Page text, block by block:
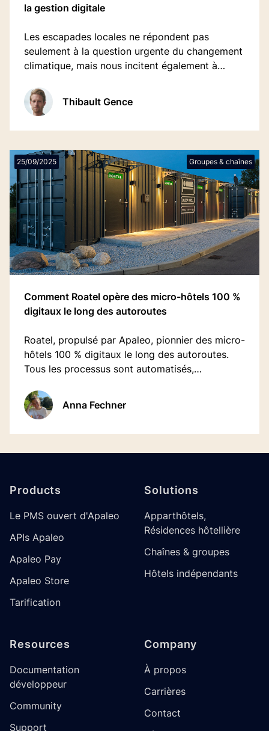
la gestion digitale
Les escapades locales ne répondent pas
seulement à la question urgente du changement
climatique, mais nous incitent également à
l'environnement.
Thibault Gence
25/09/2025 Groupes & chaînes
Comment Roatel opère des micro-hôtels 100 %
digitaux le long des autoroutes
Roatel, propulsé par Apaleo, pionnier des micro-
hôtels 100 % digitaux le long des autoroutes.
Tous les processus sont automatisés,
de nouveaux sites en moins de 24 heures..
Anna Fechner
Products
Le PMS ouvert d'Apaleo
APIs Apaleo
Apaleo Pay
Apaleo Store
Tarification
Solutions
Apparthôtels,
Résidences hôtellière
Chaînes & groupes
Hôtels indépendants
Resources
Documentation
développeur
Community
Support
Company
À propos
Carrières
Contact